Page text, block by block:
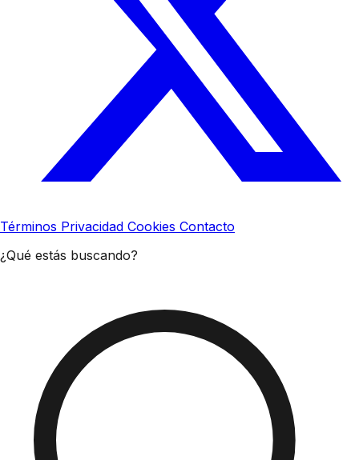
Términos Privacidad Cookies Contacto
¿Qué estás buscando?